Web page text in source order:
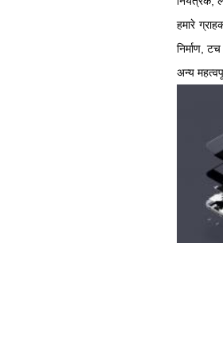
हमारे
निर्माण,
अन्य